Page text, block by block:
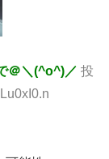
＠＼(^o^)／ 投